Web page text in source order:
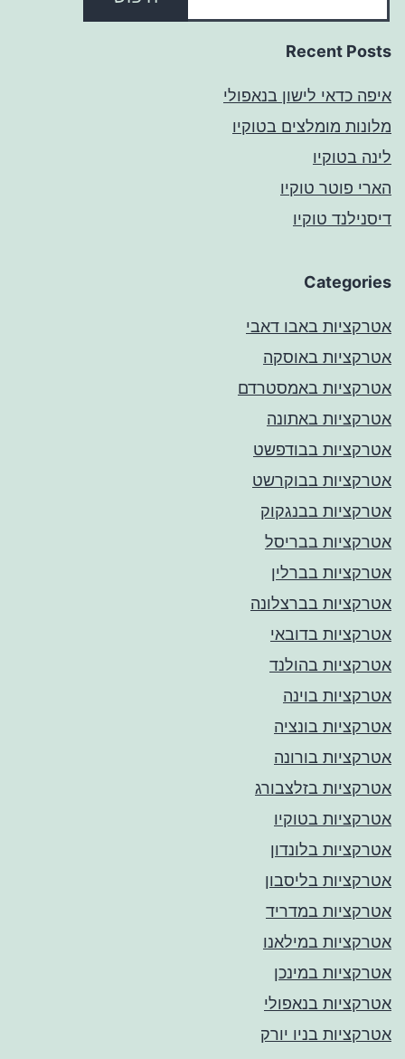
Recent Posts
איפה כדאי לישון בנאפולי
מלונות מומלצים בטוקיו
לינה בטוקיו
הארי פוטר טוקיו
דיסנילנד טוקיו
Categories
אטרקציות באבו דאבי
אטרקציות באוסקה
אטרקציות באמסטרדם
אטרקציות באתונה
אטרקציות בבודפשט
אטרקציות בבוקרשט
אטרקציות בבנגקוק
אטרקציות בבריסל
אטרקציות בברלין
אטרקציות בברצלונה
אטרקציות בדובאי
אטרקציות בהולנד
אטרקציות בוינה
אטרקציות בונציה
אטרקציות בורונה
אטרקציות בזלצבורג
אטרקציות בטוקיו
אטרקציות בלונדון
אטרקציות בליסבון
אטרקציות במדריד
אטרקציות במילאנו
אטרקציות במינכן
אטרקציות בנאפולי
אטרקציות בניו יורק